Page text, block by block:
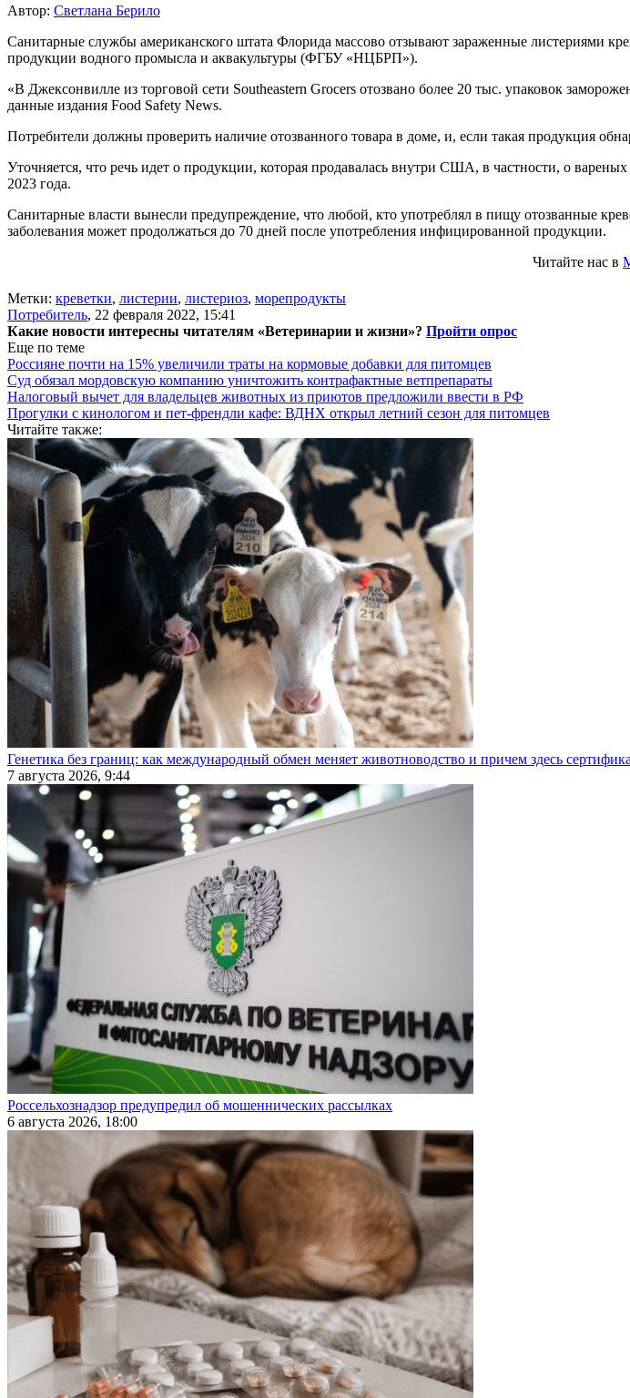
Автор: Светлана Берило
Санитарные службы американского штата Флорида массово отзывают зараженные листериями
продукции водного промысла и аквакультуры (ФГБУ «НЦБРП»).
«В Джексонвилле из торговой сети Southeastern Grocers отозвано более 20 тыс. упаковок
данные издания Food Safety News.
Потребители должны проверить наличие отозванного товара в доме, и, если такая продукция
Уточняется, что речь идет о продукции, которая продавалась внутри США, в частности, о
2023 года.
Санитарные власти вынесли предупреждение, что любой, кто употреблял в пищу отозванные
заболевания может продолжаться до 70 дней после употребления инфицированной продукции.
Читайте нас в
Метки: креветки, листерии, листериоз, морепродукты
Потребитель, 22 февраля 2022, 15:41
Какие новости интересны читателям «Ветеринарии и жизни»? Пройти опрос
Еще по теме
Россияне почти на 15% увеличили траты на кормовые добавки для питомцев
Суд обязал мордовскую компанию уничтожить контрафактные ветпрепараты
Налоговый вычет для владельцев животных из приютов предложили ввести в РФ
Прогулки с кинологом и пет-френдли кафе: ВДНХ открыл летний сезон для питомцев
Читайте также:
Генетика без границ: как международный обмен меняет животноводство и причем здесь
7 августа 2026, 9:44
Россельхознадзор предупредил об мошеннических рассылках
6 августа 2026, 18:00